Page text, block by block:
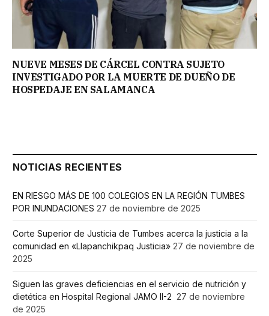
NUEVE MESES DE CÁRCEL CONTRA SUJETO
INVESTIGADO POR LA MUERTE DE DUEÑO DE
HOSPEDAJE EN SALAMANCA
NOTICIAS RECIENTES
EN RIESGO MÁS DE 100 COLEGIOS EN LA REGIÓN TUMBES
POR INUNDACIONES 27 de noviembre de 2025
Corte Superior de Justicia de Tumbes acerca la justicia a la
comunidad en «Llapanchikpaq Justicia» 27 de noviembre de
2025
Siguen las graves deficiencias en el servicio de nutrición y
dietética en Hospital Regional JAMO II-2 27 de noviembre
de 2025